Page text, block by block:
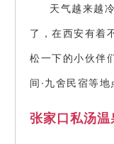
天气越来越
了，在西安有着
松一下的小伙伴
间·九舍民宿等地
张家口私汤